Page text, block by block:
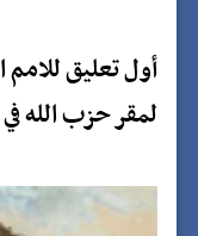
أول تعليق
لمقر حزب الله